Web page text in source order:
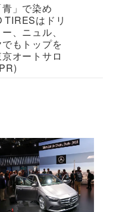
」で染め
TIRESはドリ
、ニュル、
もトップを
オートサロ